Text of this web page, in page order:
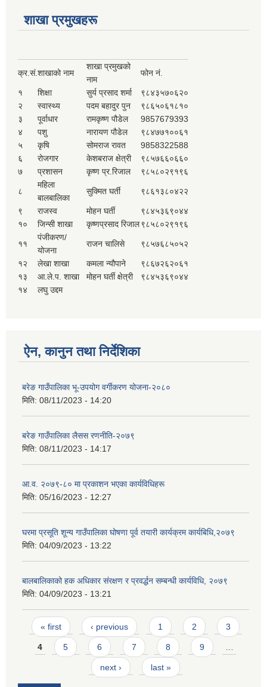
शाखा प्रमुखहरू
क्र.सं.शाखाको नाम
शाखा प्रमुखको
नाम
फोन नं.
१ शिक्षा सुर्य प्रसाद शर्मा
९८४३५७०६२०
२
स्वास्थ्य पदम बहादुर पुन
९८६५०६१८१०
३
पूर्वाधार रामकृष्ण पौडेल
9857679393
४
पशु नारायण पौडेल
९८४७७१००६१
५
कृषि सोमराज रावत
9858322588
६
रोजगार केशबराज क्षेत्री
९८५७६६०६६०
७
प्रशासन कृष्ण प्र.रिजाल ९८५८०२९१९६
८
महिला
बालबालिका
सुक्मित घर्ती ९८६१३८०४२२
९ राजस्व मोहन घर्ती
९८४५३६९०४४
१०
जिन्सी शाखा कृष्णप्रसाद रिजाल९८५८०२९१९६
११
पंजीकरण/
योजना
राजन चालिसे ९८५७६८५०५२
१२ लेखा शाखा कमला न्यौपाने
९८६७२६२०६१
१३
आ.ले.प. शाखा मोहन घर्ती क्षेत्री
९८४५३६९०४४
१४
लघु उद्दम
ऐन, कानुन तथा निर्देशिका
बरेङ गाउँपालिका भू-उपयोग वर्गीकरण योजना-२०८०
मिति: 08/11/2023 - 14:20
बरेङ गाउँपालिका लैसस रणनीति-२०७९
मिति: 08/11/2023 - 14:17
आ.व. २०७९-८० मा प्रकाशन भएका कार्यविधिहरू
मिति: 05/16/2023 - 12:27
घरमा प्रसूति शून्य गाउँपालिका घोषणा पूर्व तयारी कार्यक्रम कार्यबिधि,२०७९
मिति: 04/09/2023 - 13:22
बालबालिकाको हक अधिकार संरक्षण र प्रवर्द्धन सम्बन्धी कार्यविधि, २०७९
मिति: 04/09/2023 - 13:21
Pages
« first ‹ previous 1 2 3
4 5 6 7 8 9
next › last »